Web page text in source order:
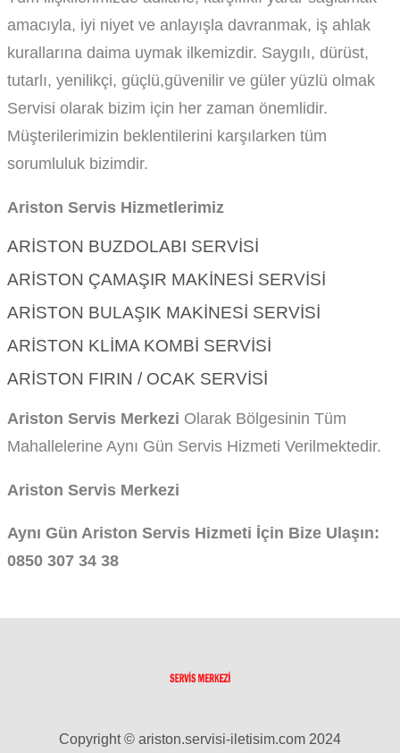
amacıyla, iyi niyet ve anlayışla davranmak, iş ahlak
kurallarına daima uymak ilkemizdir. Saygılı, dürüst,
tutarlı, yenilikçi, güçlü,güvenilir ve güler yüzlü olmak
Servisi olarak bizim için her zaman önemlidir.
Müşterilerimizin beklentilerini karşılarken tüm
sorumluluk bizimdir.
Ariston Servis Hizmetlerimiz
ARISTON BUZDOLABI SERVISI
ARISTON ÇAMAŞIR MAKINESI SERVISI
ARISTON BULAŞIK MAKINESI SERVISI
ARISTON KLIMA KOMBI SERVISI
ARISTON FIRIN / OCAK SERVISI
Ariston Servis Merkezi Olarak Bölgesinin Tüm
Mahallelerine Aynı Gün Servis Hizmeti Verilmektedir.
Ariston Servis Merkezi
Aynı Gün Ariston Servis Hizmeti İçin Bize Ulaşın:
0850 307 34 38
Copyright © ariston.servisi-iletisim.com 2024